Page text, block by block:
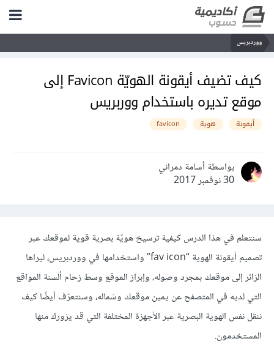
ووردبريس
كيف تضيف أيقونة الهويّة Favicon إلى
موقع تديره باستخدام ووربريس
أيقونة هوية favicon
بواسطة أسامة دمراني
30 نوفمبر 2017
سنتعلم في هذا الدرس كيفية ترسيخ هويّة بصرية قوية لموقعك عبر
تصميم أيقونة الهوية “fav icon” واستخدامها في ووردبريس، ليراها
الزائر إلى موقعك بمجرد وصوله، وإبراز الموقع وسط زحام ألسنة المواقع
التي لديه في المتصفح عن يمين موقعك وشماله، وسنتعرّف أيضًا كيف
ننقل نفس الهوية البصرية عبر الأجهزة المختلفة التي قد يزورك منها
المستخدمون.